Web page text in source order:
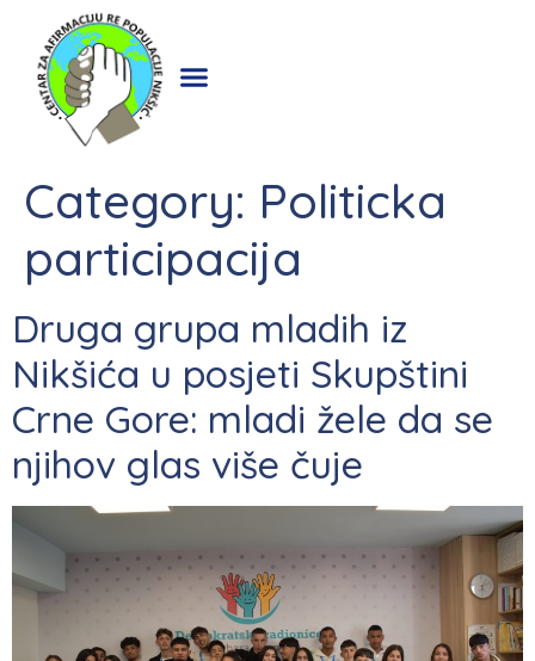
Category: Politicka
participacija
Druga grupa mladih iz
Nikšića u posjeti Skupštini
Crne Gore: mladi žele da se
njihov glas više čuje